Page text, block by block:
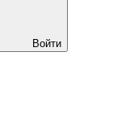
Войти